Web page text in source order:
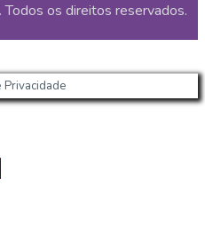
os direitos reservados.
Privacidade